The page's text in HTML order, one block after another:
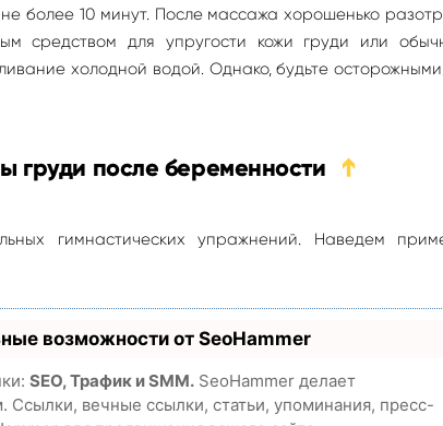
более 10 минут. После массажа хорошенько
средством для упругости кожи груди или
холодной водой. Однако, будьте
груди после беременности ➔
гимнастических упражнений. Наведем
возможности от SeoHammer
SEO, Трафик и SMM. SeoHammer делает
вечные ссылки, статьи, упоминания, пресс-